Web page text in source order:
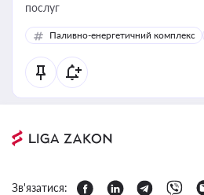
послуг
Паливно-енергетичний комплекс
Зв'язатися: